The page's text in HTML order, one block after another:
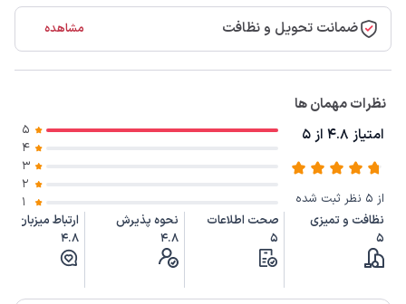
ضمانت تحویل و نظافت مشاهده
نظرات مهمان ها
امتیاز 4.8 از 5
از 5 نظر ثبت شده
5
4
3
2
1
نظافت و تمیزی
5
صحت اطلاعات
5
نحوه پذیرش
4.8
ارتباط میزبان
4.8